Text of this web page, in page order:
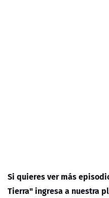
Si quieres ver más
Tierra" ingresa a nuestra